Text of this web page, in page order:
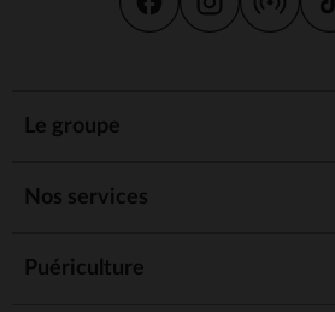
Le groupe
Nos services
Puériculture